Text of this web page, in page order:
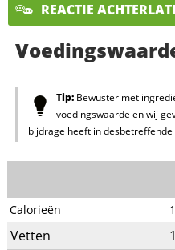
REACTIE
Tip:Bewuster met
voedingswaarde en wij
bijdrage heeft in
Calorieën
Vetten